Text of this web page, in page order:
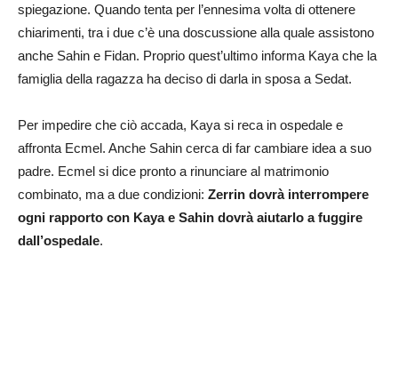
spiegazione. Quando tenta per l’ennesima volta di ottenere
chiarimenti, tra i due c’è una doscussione alla quale assistono
anche Sahin e Fidan. Proprio quest’ultimo informa Kaya che la
famiglia della ragazza ha deciso di darla in sposa a Sedat.
Per impedire che ciò accada, Kaya si reca in ospedale e
affronta Ecmel. Anche Sahin cerca di far cambiare idea a suo
padre. Ecmel si dice pronto a rinunciare al matrimonio
combinato, ma a due condizioni: Zerrin dovrà interrompere
ogni rapporto con Kaya e Sahin dovrà aiutarlo a fuggire
dall’ospedale.